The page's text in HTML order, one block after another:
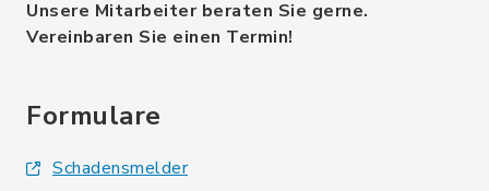
Unsere Mitarbeiter beraten Sie gerne.
Vereinbaren Sie einen Termin!
Formulare
Schadensmelder